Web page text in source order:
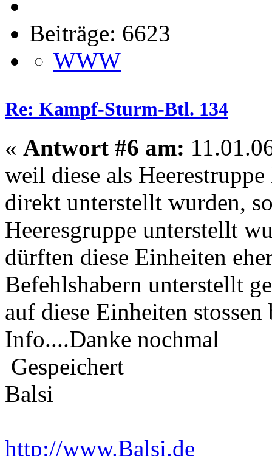
Beiträge: 6623
WWW
Re: Kampf-Sturm-Btl. 134
« Antwort #6 am:
weil diese als
direkt unterstellt wurden,
Heeresgruppe unterstellt
dürften diese Einheiten
Befehlshabern unterstellt
auf diese Einheiten
Info....Danke nochmal
Gespeichert
Balsi
http://www.Balsi.de